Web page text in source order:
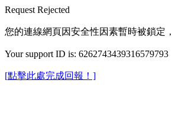
Request Rejected
您的連線網頁因安全性因素暫時被鎖定
Your support ID is: 6262743439316579793
[點擊此處完成回報！]